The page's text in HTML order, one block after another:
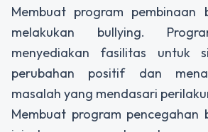
Membuat program pembinaan
melakukan bullying.
menyediakan fasilitas untuk
perubahan positif dan
masalah yang mendasari
Membuat program pencegahan